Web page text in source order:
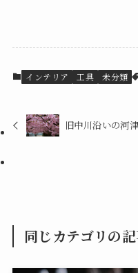
インテリア 工具 未分類
旧中川沿いの河
同じカテゴリの